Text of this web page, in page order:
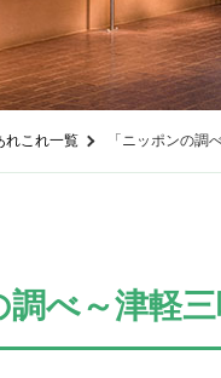
れこれ一覧 「ニッポンの調
調べ～津軽